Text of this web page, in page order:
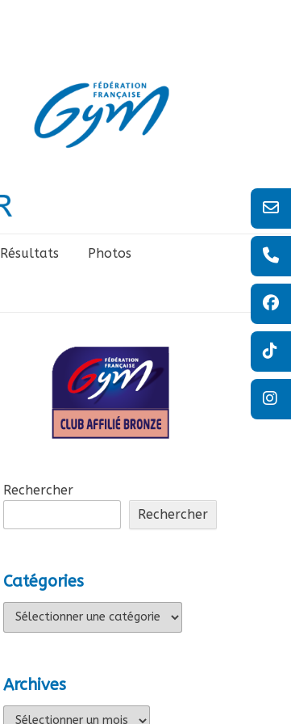
Résultats Photos
Rechercher
Rechercher
Catégories
Catégories
Archives
Archives